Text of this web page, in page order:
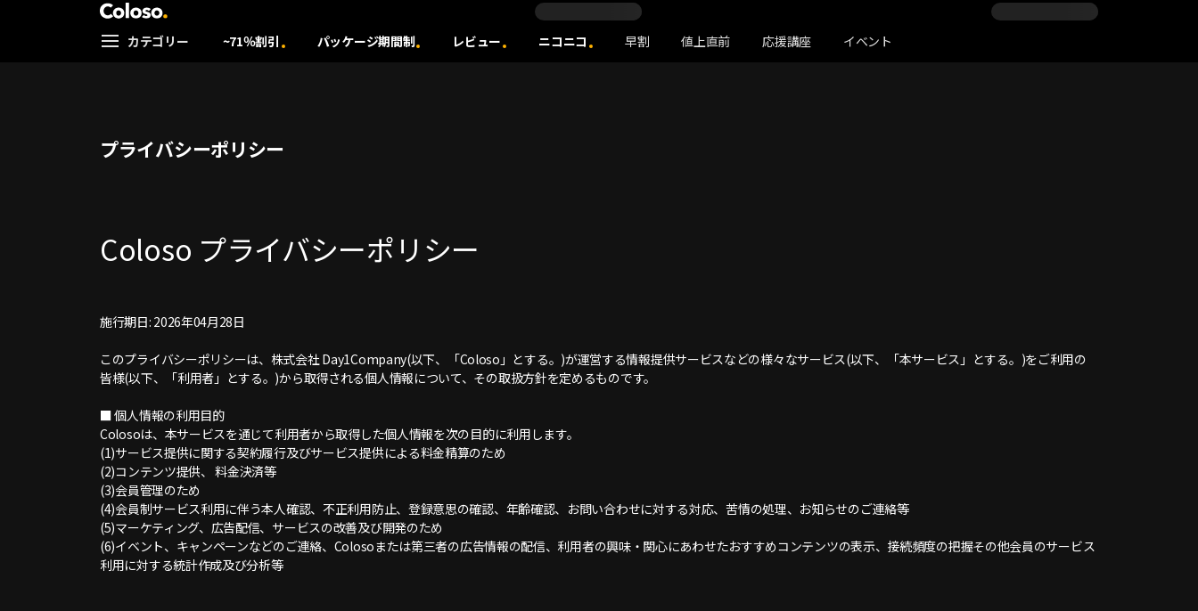
Coloso. | コロソ.
Coloso Menu
カテゴリー ~71％割引 パッケージ期間制 レビュー ニコニコ 早割 値上直前 応援講座 イベント
プライバシーポリシー
Coloso プライバシーポリシー
施行期日: 2026年04月28日
このプライバシーポリシーは、株式会社 Day1Company(以下、「Coloso」とする。)が運営する情報提供サービスなどの様々なサービス(以下、「本サービス」とする。)をご利用の
皆様(以下、「利用者」とする。)から取得される個人情報について、その取扱方針を定めるものです。
■ 個人情報の利用目的
Colosoは、本サービスを通じて利用者から取得した個人情報を次の目的に利用します。
(1)サービス提供に関する契約履行及びサービス提供による料金精算のため
(2)コンテンツ提供、 料金決済等
(3)会員管理のため
(4)会員制サービス利用に伴う本人確認、不正利用防止、登録意思の確認、年齢確認、お問い合わせに対する対応、苦情の処理、お知らせのご連絡等
(5)マーケティング、広告配信、サービスの改善及び開発のため
(6)イベント、キャンペーンなどのご連絡、Colosoまたは第三者の広告情報の配信、利用者の興味・関心にあわせたおすすめコンテンツの表示、接続頻度の把握その他会員のサービス
利用に対する統計作成及び分析等